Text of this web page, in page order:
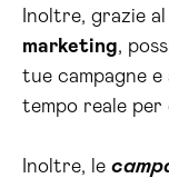
Inoltre, grazie
marketing,
tue campagne
tempo reale
Inoltre, le